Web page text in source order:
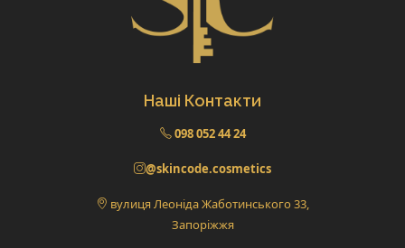
Наші Контакти
098 052 44 24
@skincode.cosmetics
вулиця Леоніда Жаботинського 33,
Запоріжжя